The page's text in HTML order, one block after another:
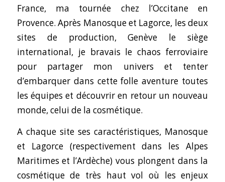
France, ma tournée chez l’Occitane en
Provence. Après Manosque et Lagorce, les deux
sites de production, Genève le siège
international, je bravais le chaos ferroviaire
pour partager mon univers et tenter
d’embarquer dans cette folle aventure toutes
les équipes et découvrir en retour un nouveau
monde, celui de la cosmétique.
A chaque site ses caractéristiques, Manosque
et Lagorce (respectivement dans les Alpes
Maritimes et l’Ardèche) vous plongent dans la
cosmétique de très haut vol où les enjeux